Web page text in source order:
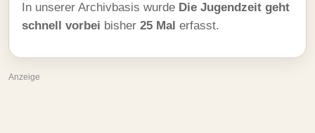
In unserer Archivbasis wurde Die Jugendzeit geht
schnell vorbei bisher 25 Mal erfasst.
Anzeige